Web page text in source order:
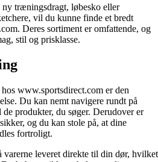
træningsdragt, løbesko eller
vil du kunne finde et bredt
Deres sortiment er omfattende, og
stil og prisklasse.
www.sportsdirect.com er den
Du kan nemt navigere rundt på
produkter, du søger. Derudover er
og du kan stole på, at dine
fortroligt.
varerne leveret direkte til din dør, hvilket